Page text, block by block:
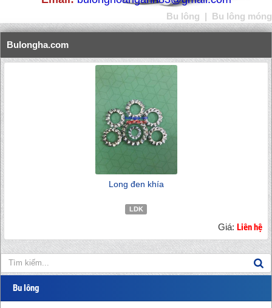
Bu lông | Bu lông móng
Bulongha.com
Long đen khía
LDK
Giá: Liên hệ
Bu lông